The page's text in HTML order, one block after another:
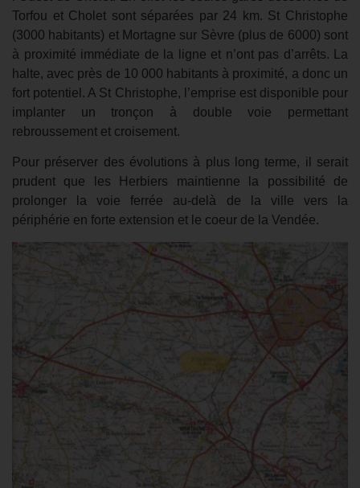
Torfou et Cholet sont séparées par 24 km. St Christophe
(3000 habitants) et Mortagne sur Sèvre (plus de 6000) sont
à proximité immédiate de la ligne et n’ont pas d’arrêts. La
halte, avec près de 10 000 habitants à proximité, a donc un
fort potentiel. A St Christophe, l’emprise est disponible pour
implanter un tronçon à double voie permettant
rebroussement et croisement.
Pour préserver des évolutions à plus long terme, il serait
prudent que les Herbiers maintienne la possibilité de
prolonger la voie ferrée au-delà de la ville vers la
périphérie en forte extension et le coeur de la Vendée.